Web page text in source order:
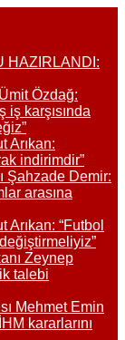
HAZIRLANDI:
Özdağ:
iş karşısında
Arıkan:
indirimdir”
Şahzade Demir:
arasına
“Futbol
değiştirmeliyiz”
Zeynep
talebi
Mehmet Emin
kararlarını